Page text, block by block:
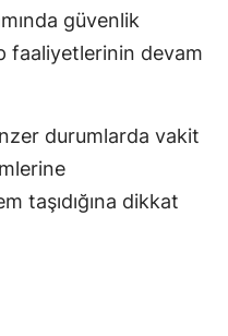
güvenlik
faaliyetlerinin devam
durumlarda vakit
taşıdığına dikkat